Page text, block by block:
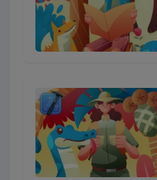
w projekcie. Dowiesz
szybciej dostać się
oraz co oznaczają
Xcode Preview,
oraz karty Xcode.
z wieloma
edytora czy ukrywanie
Dodatkowo omówimy